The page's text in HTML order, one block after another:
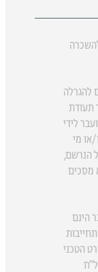
להגרלה
תעודת
לידי
או מי
הנרשם,
מסכים
הינם
הטכני